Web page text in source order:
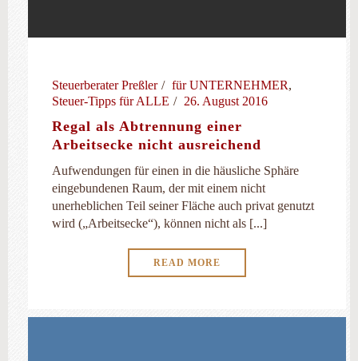
Steuerberater Preßler für UNTERNEHMER,
Steuer-Tipps für ALLE
26. August 2016
Regal als Abtrennung einer
Arbeitsecke nicht ausreichend
Aufwendungen für einen in die häusliche Sphäre
eingebundenen Raum, der mit einem nicht
unerheblichen Teil seiner Fläche auch privat genutzt
wird („Arbeitsecke“), können nicht als [...]
READ MORE